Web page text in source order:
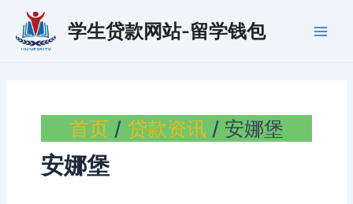
学生贷款网站-留学钱包
首页 贷款资讯 安娜堡
安娜堡